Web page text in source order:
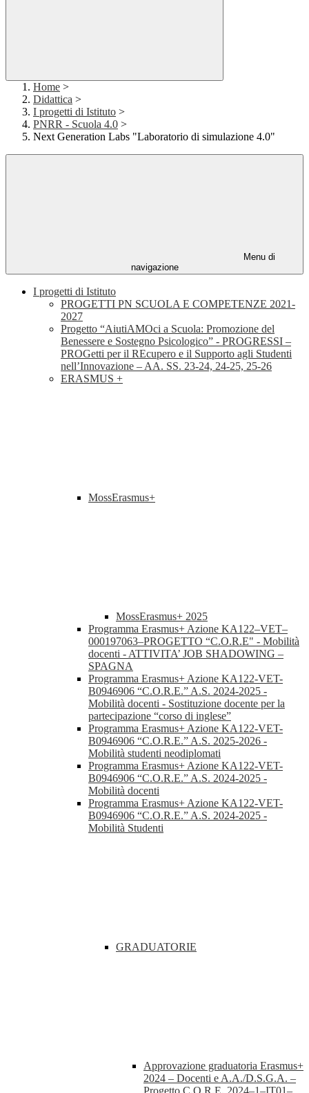
Home >
Didattica >
I progetti di Istituto >
PNRR - Scuola 4.0 >
Next Generation Labs "Laboratorio di simulazione 4.0"
Menu di
navigazione
I progetti di Istituto
PROGETTI PN SCUOLA E COMPETENZE 2021-
2027
Progetto “AiutiAMOci a Scuola: Promozione del
Benessere e Sostegno Psicologico” - PROGRESSI –
PROGetti per il REcupero e il Supporto agli Studenti
nell’Innovazione – AA. SS. 23-24, 24-25, 25-26
ERASMUS +
MossErasmus+
MossErasmus+ 2025
Programma Erasmus+ Azione KA122–VET–
000197063–PROGETTO “C.O.R.E" - Mobilità
docenti - ATTIVITA’ JOB SHADOWING –
SPAGNA
Programma Erasmus+ Azione KA122-VET-
B0946906 “C.O.R.E.” A.S. 2024-2025 -
Mobilità docenti - Sostituzione docente per la
partecipazione “corso di inglese”
Programma Erasmus+ Azione KA122-VET-
B0946906 “C.O.R.E.” A.S. 2025-2026 -
Mobilità studenti neodiplomati
Programma Erasmus+ Azione KA122-VET-
B0946906 “C.O.R.E.” A.S. 2024-2025 -
Mobilità docenti
Programma Erasmus+ Azione KA122-VET-
B0946906 “C.O.R.E.” A.S. 2024-2025 -
Mobilità Studenti
GRADUATORIE
Approvazione graduatoria Erasmus+
2024 – Docenti e A.A./D.S.G.A. –